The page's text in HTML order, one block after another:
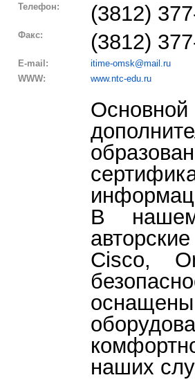
Телефон:
(3812)
Факс: (3812)
E-mail:
itime-omsk@mail.ru
WWW:
www.ntc-edu.ru
В
Cisco,
наших